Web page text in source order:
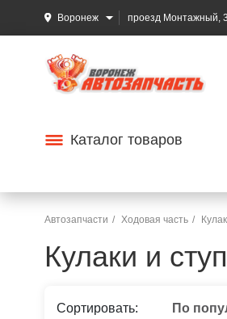
Воронеж проезд Монтажный,
Каталог товаров
Автозапчасти Ходовая часть
Кулаки и
Сортировать: По